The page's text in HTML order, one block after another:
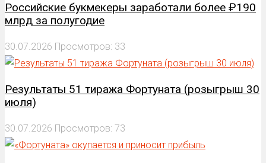
Российские букмекеры заработали более ₽190
млрд за полугодие
30.07.2026 Просмотров: 33
Результаты 51 тиража Фортуната (розыгрыш 30
июля)
30.07.2026 Просмотров: 73